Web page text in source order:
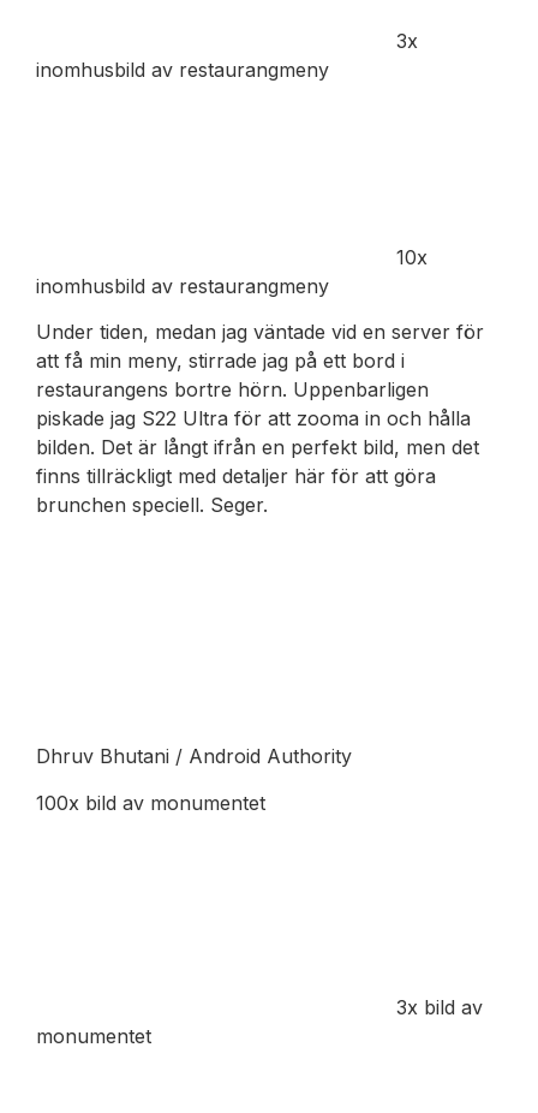
3x
inomhusbild av restaurangmeny
10x
inomhusbild av restaurangmeny
Under tiden, medan jag väntade vid en server för
att få min meny, stirrade jag på ett bord i
restaurangens bortre hörn. Uppenbarligen
piskade jag S22 Ultra för att zooma in och hålla
bilden. Det är långt ifrån en perfekt bild, men det
finns tillräckligt med detaljer här för att göra
brunchen speciell. Seger.
Dhruv Bhutani / Android Authority
100x bild av monumentet
3x bild av
monumentet